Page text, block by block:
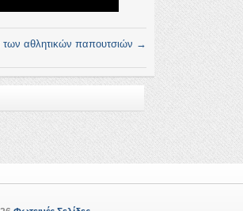
των αθλητικών παπουτσιών →